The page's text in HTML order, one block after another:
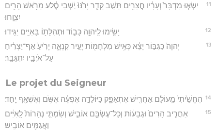
11
יִשְׂא֤וּ מִדְבָּר֙ וְעָרָ֔יו חֲצֵרִ֖ים תֵּשֵׁ֣ב קֵדָ֑ר יָרֹ֙נּוּ֙ יֹ֣שְׁבֵי סֶ֔לַע מֵרֹ֥אשׁ הָרִ֖ים
יִצְוָֽחוּ׃
12 יָשִׂ֥ימוּ לַֽיהוָ֖ה כָּב֑וֹד וּתְהִלָּת֖וֹ בָּאִיִּ֥ים יַגִּֽידוּ׃
13
יְהוָה֙ כַּגִּבּ֣וֹר יֵצֵ֔א כְּאִ֥ישׁ מִלְחָמ֖וֹת יָעִ֣יר קִנְאָ֑ה יָרִ֙יעַ֙ אַף־יַצְרִ֔יחַ
עַל־אֹיְבָ֖יו יִתְגַּבָּֽר׃
Le projet du Seigneur
14 הֶחֱשֵׁ֙יתִי֙ מֵֽעוֹלָ֔ם אַחֲרִ֖ישׁ אֶתְאַפָּ֑ק כַּיּוֹלֵדָ֣ה אֶפְעֶ֔ה אֶשֹּׁ֥ם וְאֶשְׁאַ֖ף יָֽחַד׃
15
אַחֲרִ֤יב הָרִים֙ וּגְבָע֔וֹת וְכָל־עֶשְׂבָּ֖ם אוֹבִ֑ישׁ וְשַׂמְתִּ֤י נְהָרוֹת֙ לָֽאִיִּ֔ים
וַאֲגַמִּ֖ים אוֹבִֽישׁ׃